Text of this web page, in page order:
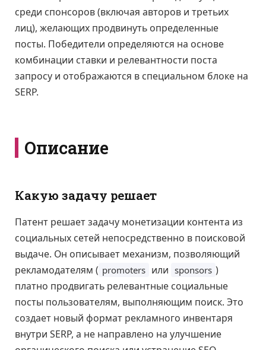
среди спонсоров (включая авторов и третьих
лиц), желающих продвинуть определенные
посты. Победители определяются на основе
комбинации ставки и релевантности поста
запросу и отображаются в специальном блоке на
SERP.
Описание
Какую задачу решает
Патент решает задачу монетизации контента из
социальных сетей непосредственно в поисковой
выдаче. Он описывает механизм, позволяющий
рекламодателям ( promoters или sponsors )
платно продвигать релевантные социальные
посты пользователям, выполняющим поиск. Это
создает новый формат рекламного инвентаря
внутри SERP, а не направлено на улучшение